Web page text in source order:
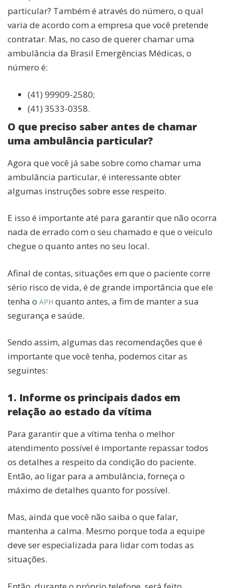
particular? Também é através do número, o qual
varia de acordo com a empresa que você pretende
contratar. Mas, no caso de querer chamar uma
ambulância da Brasil Emergências Médicas, o
número é:
(41) 99909-2580;
(41) 3533-0358.
O que preciso saber antes de chamar
uma ambulância particular?
Agora que você já sabe sobre como chamar uma
ambulância particular, é interessante obter
algumas instruções sobre esse respeito.
E isso é importante até para garantir que não ocorra
nada de errado com o seu chamado e que o veículo
chegue o quanto antes no seu local.
Afinal de contas, situações em que o paciente corre
sério risco de vida, é de grande importância que ele
tenha o APH quanto antes, a fim de manter a sua
segurança e saúde.
Sendo assim, algumas das recomendações que é
importante que você tenha, podemos citar as
seguintes:
1. Informe os principais dados em
relação ao estado da vítima
Para garantir que a vítima tenha o melhor
atendimento possível é importante repassar todos
os detalhes a respeito da condição do paciente.
Então, ao ligar para a ambulância, forneça o
máximo de detalhes quanto for possível.
Mas, ainda que você não saiba o que falar,
mantenha a calma. Mesmo porque toda a equipe
deve ser especializada para lidar com todas as
situações.